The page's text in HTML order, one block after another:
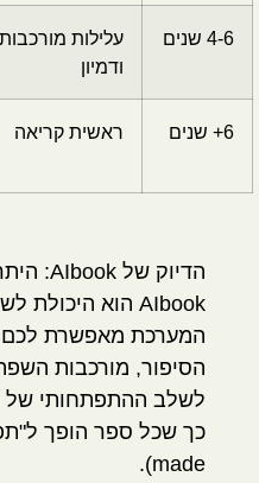
4-6 שנים
עלילות מורכבות
ודמיון
6+ שנים ראשית קריאה
הדיוק של AIbook:
AIbook הוא היכולת
המערכת מאפשרת לכם
הסיפור, מורכבות השפה
לשלב ההתפתחותי של
made).